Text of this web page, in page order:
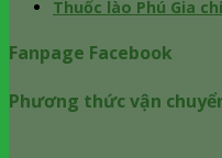
Thuốc lào Phú Gia
Fanpage Facebook
Phương thức vận